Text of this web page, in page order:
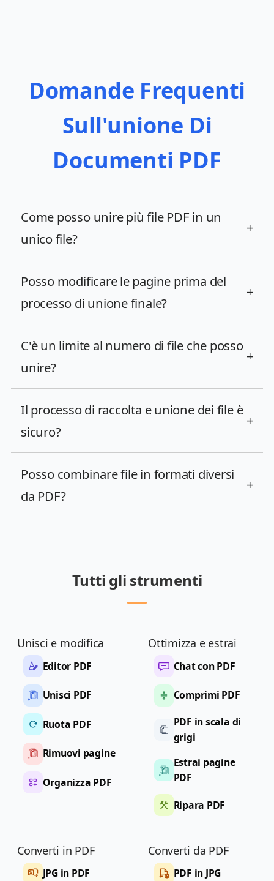
Domande Frequenti
Sull'unione Di
Documenti PDF
Come posso unire più file PDF in un
unico file?
+
Posso modificare le pagine prima del
processo di unione finale?
+
C'è un limite al numero di file che posso
unire?
+
Il processo di raccolta e unione dei file è
sicuro?
+
Posso combinare file in formati diversi
da PDF?
+
Tutti gli strumenti
Unisci e modifica
Editor PDF
Unisci PDF
Ruota PDF
Rimuovi pagine
Organizza PDF
Ottimizza e estrai
Chat con PDF
Comprimi PDF
PDF in scala di
grigi
Estrai pagine
PDF
Ripara PDF
Converti in PDF
JPG in PDF
Converti da PDF
PDF in JPG